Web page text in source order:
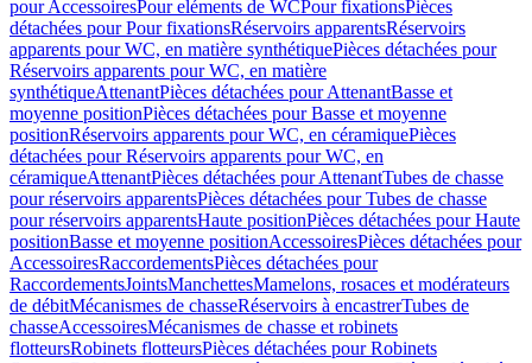
pour AccessoiresPour eléments de WCPour fixationsPièces
détachées pour Pour fixationsRéservoirs apparentsRéservoirs
apparents pour WC, en matière synthétiquePièces détachées pour
Réservoirs apparents pour WC, en matière
synthétiqueAttenantPièces détachées pour AttenantBasse et
moyenne positionPièces détachées pour Basse et moyenne
positionRéservoirs apparents pour WC, en céramiquePièces
détachées pour Réservoirs apparents pour WC, en
céramiqueAttenantPièces détachées pour AttenantTubes de chasse
pour réservoirs apparentsPièces détachées pour Tubes de chasse
pour réservoirs apparentsHaute positionPièces détachées pour Haute
positionBasse et moyenne positionAccessoiresPièces détachées pour
AccessoiresRaccordementsPièces détachées pour
RaccordementsJointsManchettesMamelons, rosaces et modérateurs
de débitMécanismes de chasseRéservoirs à encastrerTubes de
chasseAccessoiresMécanismes de chasse et robinets
flotteursRobinets flotteursPièces détachées pour Robinets